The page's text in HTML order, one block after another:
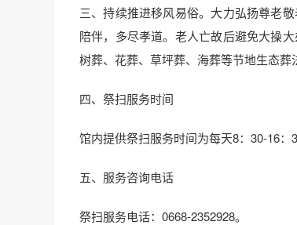
三、持续推进移风易俗。大力弘扬尊老
陪伴，多尽孝道。老人亡故后避免大操
树葬、花葬、草坪葬、海葬等节地生态葬
四、祭扫服务时间
馆内提供祭扫服务时间为每天8：30-16：
五、服务咨询电话
祭扫服务电话：0668-2352928。